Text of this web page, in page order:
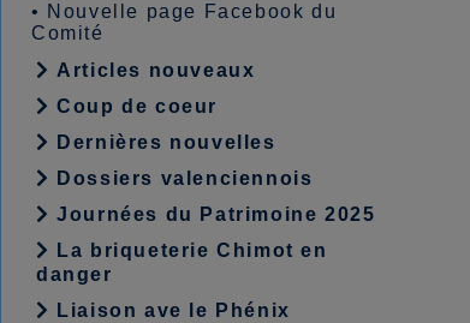
• Nouvelle page Facebook du
Comité
Articles nouveaux
Coup de coeur
Dernières nouvelles
Dossiers valenciennois
Journées du Patrimoine 2025
La briqueterie Chimot en
danger
Liaison ave le Phénix